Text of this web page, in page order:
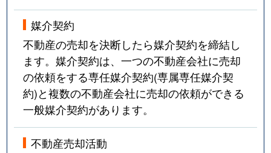
媒介契約
不動産の売却を決断したら媒介契約を締結し
ます。媒介契約は、一つの不動産会社に売却
の依頼をする専任媒介契約(専属専任媒介契
約)と複数の不動産会社に売却の依頼ができる
一般媒介契約があります。
不動産売却活動